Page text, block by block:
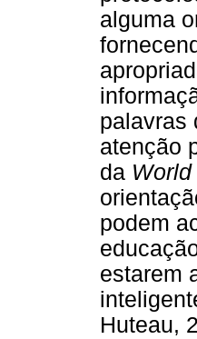
alguma
palavras
atenção
da
podem
estarem
Huteau,